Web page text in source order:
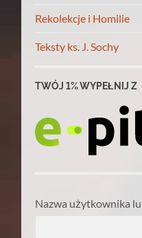
Rekolekcje i Homilie
Teksty ks. J. Sochy
TWÓJ 1% WYPEŁNIJ Z
Nazwa użytkownika